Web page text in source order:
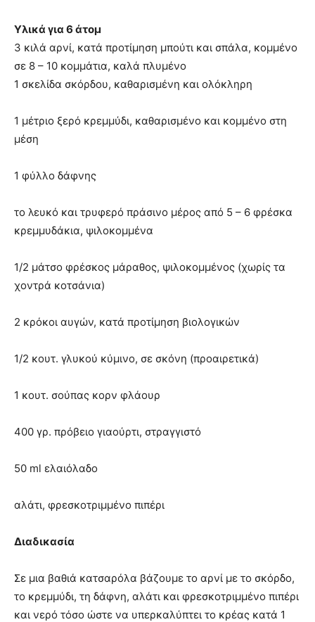
Υλικά για 6 άτομ
3 κιλά αρνί, κατά προτίμηση μπούτι και σπάλα, κομμένο
σε 8 – 10 κομμάτια, καλά πλυμένο
1 σκελίδα σκόρδου, καθαρισμένη και ολόκληρη
1 μέτριο ξερό κρεμμύδι, καθαρισμένο και κομμένο στη
μέση
1 φύλλο δάφνης
το λευκό και τρυφερό πράσινο μέρος από 5 – 6 φρέσκα
κρεμμυδάκια, ψιλοκομμένα
1/2 μάτσο φρέσκος μάραθος, ψιλοκομμένος (χωρίς τα
χοντρά κοτσάνια)
2 κρόκοι αυγών, κατά προτίμηση βιολογικών
1/2 κουτ. γλυκού κύμινο, σε σκόνη (προαιρετικά)
1 κουτ. σούπας κορν φλάουρ
400 γρ. πρόβειο γιαούρτι, στραγγιστό
50 ml ελαιόλαδο
αλάτι, φρεσκοτριμμένο πιπέρι
Διαδικασία
Σε μια βαθιά κατσαρόλα βάζουμε το αρνί με το σκόρδο,
το κρεμμύδι, τη δάφνη, αλάτι και φρεσκοτριμμένο πιπέρι
και νερό τόσο ώστε να υπερκαλύπτει το κρέας κατά 1